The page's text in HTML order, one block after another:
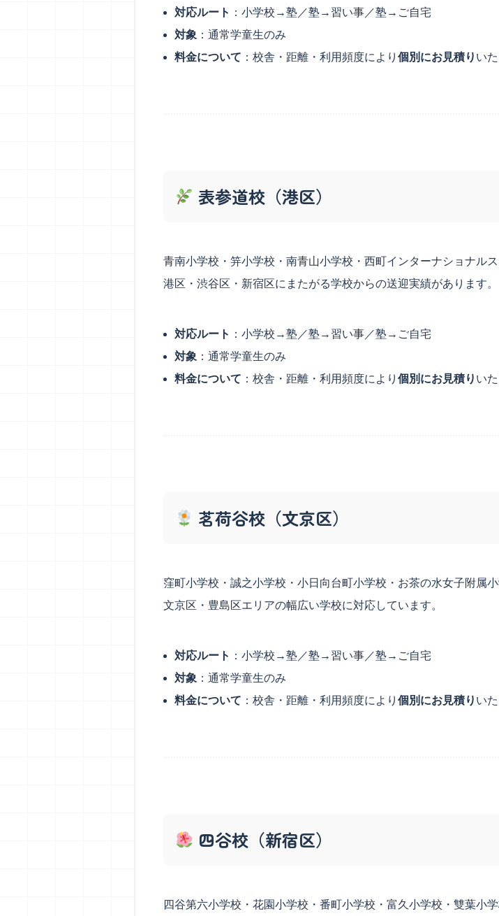
対応ルート ：小学校→塾／塾→習い事／塾→ご自宅
対象 ：通常学童生のみ
料金について ：校舎・距離・利用頻度により 個別にお見積り いた
表参道校（港区）
青南小学校・笄小学校・南青山小学校・西町インターナショナル
港区・渋谷区・新宿区にまたがる学校からの送迎実績があります。
対応ルート ：小学校→塾／塾→習い事／塾→ご自宅
対象 ：通常学童生のみ
料金について ：校舎・距離・利用頻度により 個別にお見積り いた
茗荷谷校（文京区）
窪町小学校・誠之小学校・小日向台町小学校・お茶の水女子附属
文京区・豊島区エリアの幅広い学校に対応しています。
対応ルート ：小学校→塾／塾→習い事／塾→ご自宅
対象 ：通常学童生のみ
料金について ：校舎・距離・利用頻度により 個別にお見積り いた
四谷校（新宿区）
四谷第六小学校・花園小学校・番町小学校・富久小学校・雙葉小学